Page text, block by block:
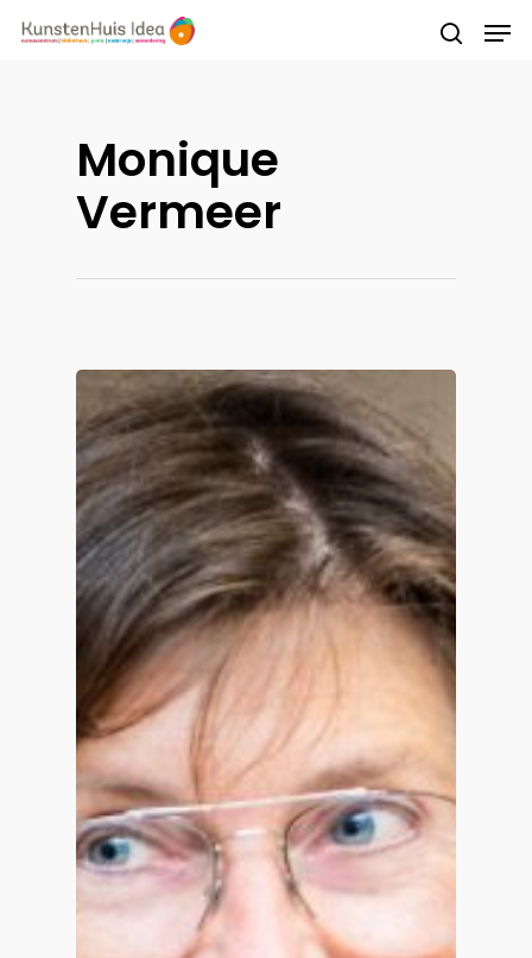
druk op ESC om te sluiten
Monique
Vermeer